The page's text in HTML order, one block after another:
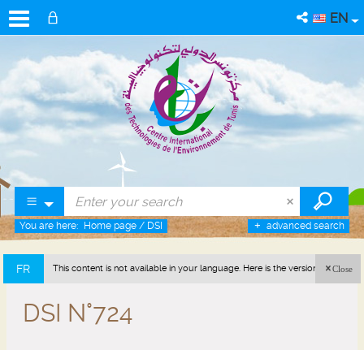
EN
advanced search
You are here: Home page / DSI
FR This content is not available in your language. Here is the version in french
Close
DSI N°724